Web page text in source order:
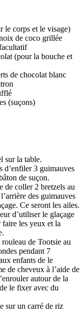
le corps et le visage)
de coco grillée
(pour la bouche et
de chocolat blanc
(suçons)
sur la table.
d’enfiler 3 guimauves
de suçon.
de coller 2 bretzels au
des guimauves
Ce seront les ailes.
d’utiliser le glaçage
les yeux et la
de Tootsie au
pendant 7
enfants de le
de cheveux à l’aide de
autour de la
le fixer avec du
sur un carré de riz